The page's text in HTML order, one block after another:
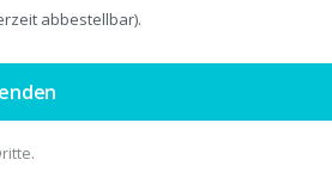
abbestellbar).